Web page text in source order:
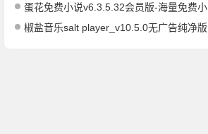
蛋花免费小说v6.3.5.32会员版-海量免费小说有声小说阅读听书
椒盐音乐salt player_v10.5.0无广告纯净版